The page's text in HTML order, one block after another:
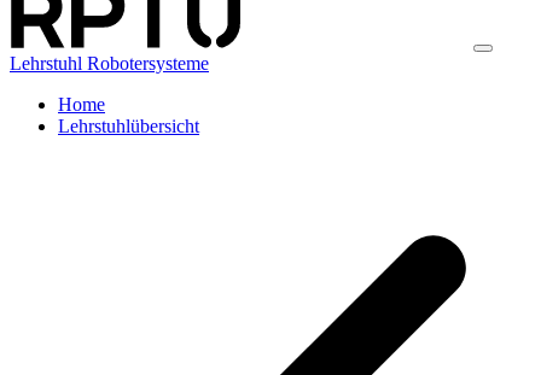
Lehrstuhl Robotersysteme
Home
Lehrstuhlübersicht